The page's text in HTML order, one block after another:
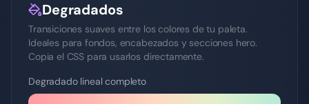
Degradados
Transiciones suaves entre los colores de tu paleta.
Ideales para fondos, encabezados y secciones hero.
Copia el CSS para usarlos directamente.
Degradado lineal completo